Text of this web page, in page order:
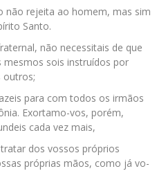
não rejeita ao homem, mas sim
Santo.
não necessitais de que
mesmos sois instruídos por
outros;
para com todos os irmãos
Exortamo-vos, porém,
cada vez mais,
dos vossos próprios
próprias mãos, como já vo-